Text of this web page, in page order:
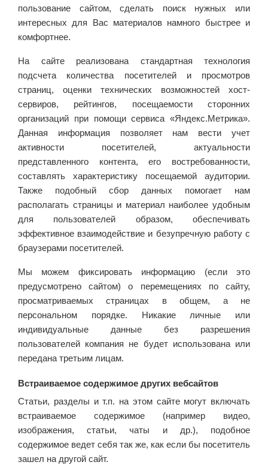
пользование сайтом, сделать поиск нужных или
интересных для Вас материалов намного быстрее и
комфортнее.
На сайте реализована стандартная технология
подсчета количества посетителей и просмотров
страниц, оценки технических возможностей хост-
сервиров, рейтингов, посещаемости сторонних
организаций при помощи сервиса «Яндекс.Метрика».
Данная информация позволяет нам вести учет
активности посетителей, актуальности
представленного контента, его востребованности,
составлять характеристику посещаемой аудитории.
Также подобный сбор данных помогает нам
располагать страницы и материал наиболее удобным
для пользователей образом, обеспечивать
эффективное взаимодействие и безупречную работу с
браузерами посетителей.
Мы можем фиксировать информацию (если это
предусмотрено сайтом) о перемещениях по сайту,
просматриваемых страницах в общем, а не
персональном порядке. Никакие личные или
индивидуальные данные без разрешения
пользователей компания не будет использована или
передана третьим лицам.
Встраиваемое содержимое других вебсайтов
Статьи, разделы и т.п. на этом сайте могут включать
встраиваемое содержимое (например видео,
изображения, статьи, чаты и др.), подобное
содержимое ведет себя так же, как если бы посетитель
зашел на другой сайт.